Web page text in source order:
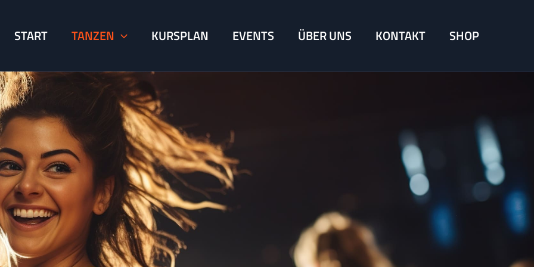
START TANZEN KURSPLAN EVENTS ÜBER UNS KONTAKT SHOP